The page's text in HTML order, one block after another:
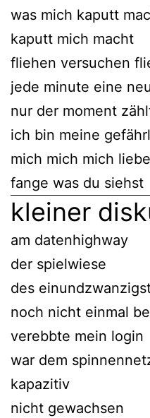
was mich kaputt
kaputt mich macht
fliehen versuchen
jede minute eine
nur der moment
ich bin meine
mich mich mich
fange was du siehst
kleiner
am datenhighway
der spielwiese
des
noch nicht einmal
verebbte mein login
war dem
kapazitiv
nicht gewachsen